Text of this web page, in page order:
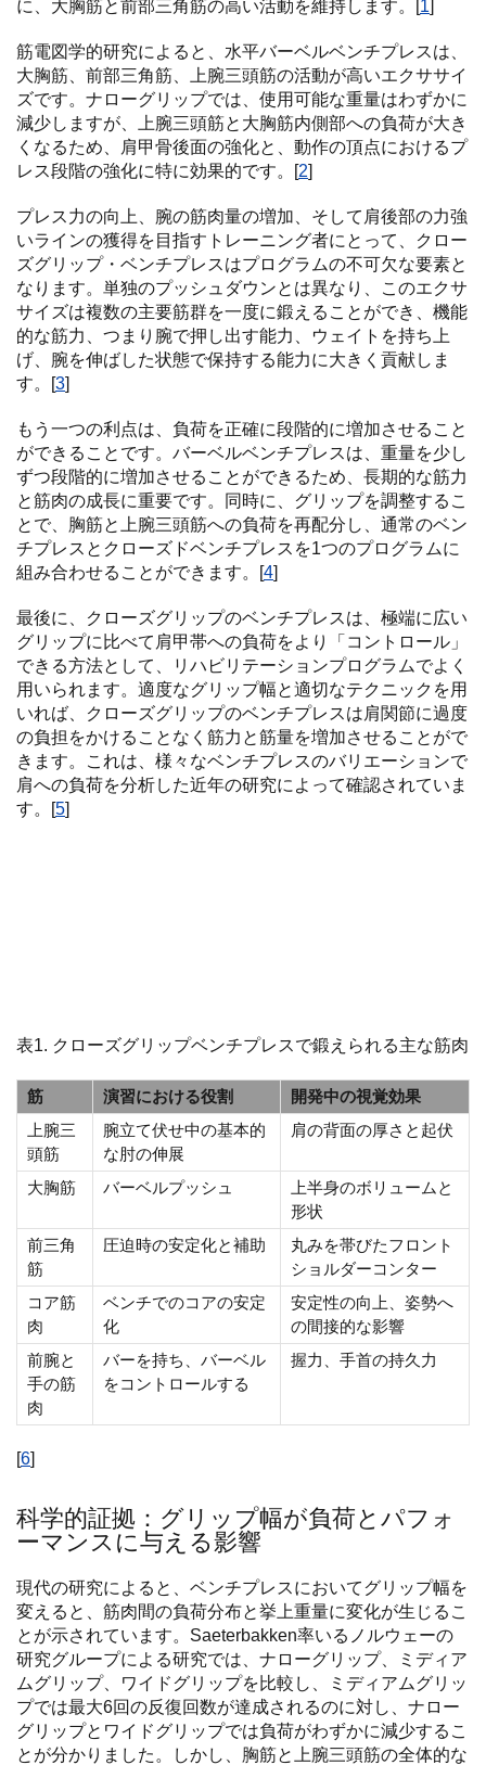
に、大胸筋と前部三角筋の高い活動を維持します。[ 1
筋電図学的研究によると、水平バーベルベンチプレスは、
大胸筋、前部三角筋、上腕三頭筋の活動が高いエクササイ
ズです。ナローグリップでは、使用可能な重量はわずかに
減少しますが、上腕三頭筋と大胸筋内側部への負荷が大き
くなるため、肩甲骨後面の強化と、動作の頂点におけるプ
レス段階の強化に特に効果的です。[2]
プレス力の向上、腕の筋肉量の増加、そして肩後部の力強
いラインの獲得を目指すトレーニング者にとって、クロー
ズグリップ・ベンチプレスはプログラムの不可欠な要素と
なります。単独のプッシュダウンとは異なり、このエクサ
サイズは複数の主要筋群を一度に鍛えることができ、機能
的な筋力、つまり腕で押し出す能力、ウェイトを持ち上
げ、腕を伸ばした状態で保持する能力に大きく貢献しま
す。[3]
もう一つの利点は、負荷を正確に段階的に増加させること
ができることです。バーベルベンチプレスは、重量を少し
ずつ段階的に増加させることができるため、長期的な筋力
と筋肉の成長に重要です。同時に、グリップを調整するこ
とで、胸筋と上腕三頭筋への負荷を再配分し、通常のベン
チプレスとクローズドベンチプレスを1つのプログラムに
組み合わせることができます。[4]
最後に、クローズグリップのベンチプレスは、極端に広い
グリップに比べて肩甲帯への負荷をより「コントロール」
できる方法として、リハビリテーションプログラムでよく
用いられます。適度なグリップ幅と適切なテクニックを用
いれば、クローズグリップのベンチプレスは肩関節に過度
の負担をかけることなく筋力と筋量を増加させることがで
きます。これは、様々なベンチプレスのバリエーションで
肩への負荷を分析した近年の研究によって確認されていま
す。[5]
表1. クローズグリップベンチプレスで鍛えられる主な筋肉
筋 演習における役割
開発中の視覚効果
上腕三
頭筋
腕立て伏せ中の基本的
な肘の伸展
肩の背面の厚さと起伏
大胸筋 バーベルプッシュ
上半身のボリュームと
形状
前三角
筋
圧迫時の安定化と補助
丸みを帯びたフロント
ショルダーコンター
コア筋
肉
ベンチでのコアの安定
化
安定性の向上、姿勢へ
の間接的な影響
前腕と
手の筋
肉
バーを持ち、バーベル
をコントロールする
握力、手首の持久力
[6]
科学的証拠：グリップ幅が負荷とパフォ
ーマンスに与える影響
現代の研究によると、ベンチプレスにおいてグリップ幅を
変えると、筋肉間の負荷分布と挙上重量に変化が生じるこ
とが示されています。Saeterbakken率いるノルウェーの
研究グループによる研究では、ナローグリップ、ミディア
ムグリップ、ワイドグリップを比較し、ミディアムグリッ
プでは最大6回の反復回数が達成されるのに対し、ナロー
グリップとワイドグリップでは負荷がわずかに減少するこ
とが分かりました。しかし、胸筋と上腕三頭筋の全体的な